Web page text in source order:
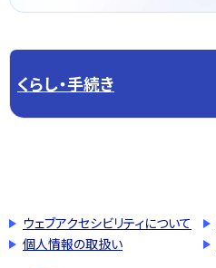
くらし・手続き
ウェブアクセシビリティについて
個人情報の取扱い